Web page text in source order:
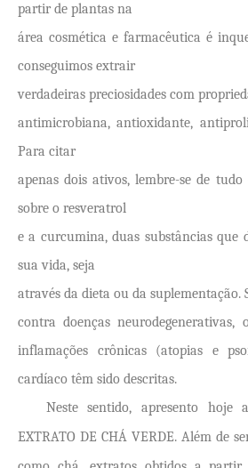
partir de plantas na
área cosmética e farmacêutica é
conseguimos extrair
verdadeiras preciosidades com
antimicrobiana, antioxidante,
Para citar
apenas dois ativos, lembre-se de
sobre o resveratrol
e a curcumina, duas substâncias que
sua vida, seja
através da dieta ou da suplementação.
contra doenças neurodegenerativas,
inflamações crônicas (atopias e
cardíaco têm sido descritas.
Neste sentido, apresento hoje
EXTRATO DE CHÁ VERDE. Além de